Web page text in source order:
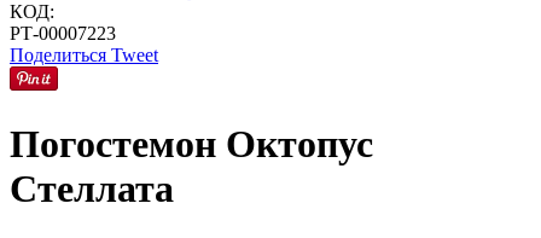
КОД:
РТ-00007223
Поделиться Tweet
Погостемон Октопус
Стеллата